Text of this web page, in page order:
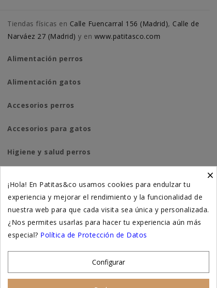
Tiendas físicas en Calle Fuencarral 156 (Madrid), Calle de
Narváez 27 (Madrid) y en www.patitasco.com
Alimentación perros
Alimentación gatos
Accesorios perros
Accesorios para gatos
Higiene y salud perros
Suplementación natural
Otros
×
¡Hola! En Patitas&co usamos cookies para endulzar tu
experiencia y mejorar el rendimiento y la funcionalidad de
nuestra web para que cada visita sea única y personalizada.
¿Nos permites usarlas para hacer tu experiencia aún más
especial? Política de Protección de Datos
Configurar